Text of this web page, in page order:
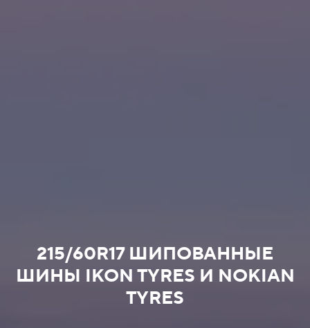
215/60R17 ШИПОВАННЫЕ
ШИНЫ IKON TYRES И NOKIAN
TYRES